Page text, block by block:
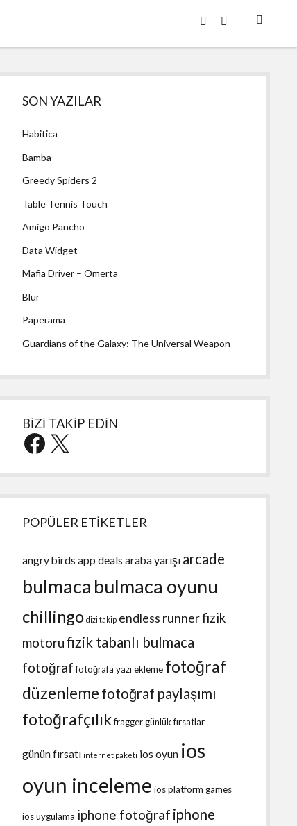
twitterfacebook
Yan
Menü
SON YAZILAR
Habitica
Bamba
Greedy Spiders 2
Table Tennis Touch
Amigo Pancho
Data Widget
Mafia Driver – Omerta
Blur
Paperama
Guardians of the Galaxy: The Universal Weapon
BİZİ TAKİP EDİN
Facebook
X
POPÜLER ETİKETLER
angry birds app deals araba yarışı arcade
bulmaca bulmaca oyunu
chillingo dizi takip endless runnerfizik
motorufizik tabanlı bulmaca
fotoğraf fotoğrafa yazı ekleme fotoğraf
düzenleme fotoğraf paylaşımı
fotoğrafçılıkfraggergünlük fırsatlar
günün fırsatı internet paketi ios oyun ios
oyun inceleme ios platform games
ios uygulama iphone fotoğraf iphone